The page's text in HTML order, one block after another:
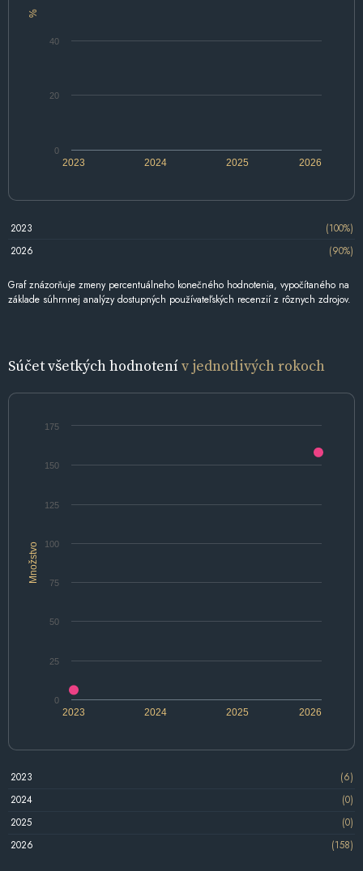
%
2024 2026
2023 2025
0
20
40
2023
(100%)
2026
(90%)
Graf znázorňuje zmeny percentuálneho konečného hodnotenia, vypočítaného na
základe súhrnnej analýzy dostupných používateľských recenzií z rôznych zdrojov.
Súčet všetkých hodnotenív jednotlivých rokoch
Množstvo
2024 2026
2023 2025
0
25
50
75
100
125
150
175
2023
(6)
2024
(0)
2025
(0)
2026
(158)